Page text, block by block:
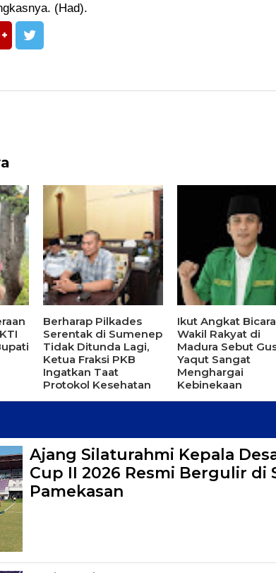
(Had).
Berharap Pilkades
Serentak di Sumenep
Tidak Ditunda Lagi,
Ketua Fraksi PKB
Ingatkan Taat
Protokol Kesehatan
Ikut Angkat
Wakil Rakyat di
Madura Sebut
Yaqut Sangat
Menghargai
Kebinekaan
Ajang Silaturahmi Kepala
Cup II 2026 Resmi Bergulir di
Pamekasan